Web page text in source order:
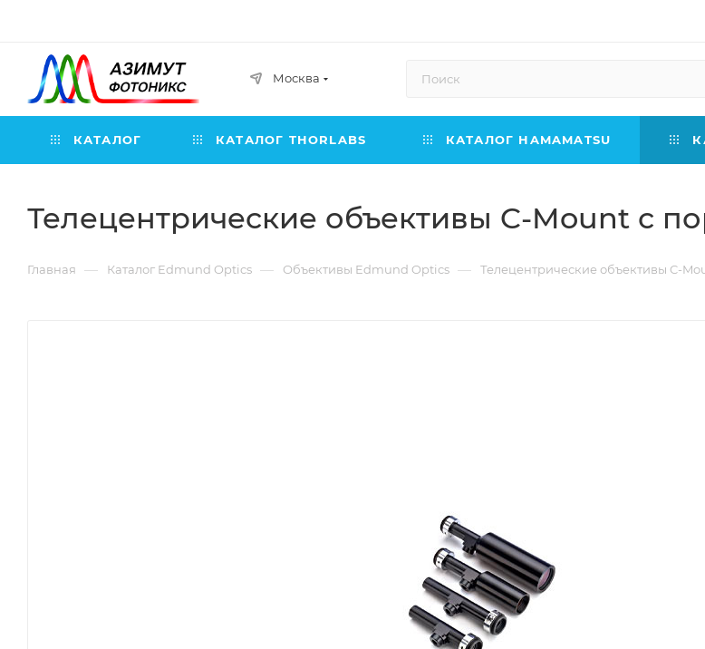
Москва
КАТАЛОГ КАТАЛОГ THORLABS КАТАЛОГ HAMAMATSU
Телецентрические объективы C-Mount с
Главная — Каталог Edmund Optics — Объективы Edmund Optics — Телецентрические объективы C-